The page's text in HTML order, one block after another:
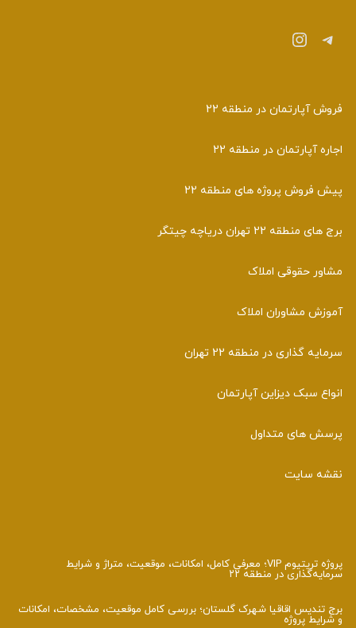
تلگراماینستاگرم
فروش آپارتمان در منطقه 22
اجاره آپارتمان در منطقه 22
پیش فروش پروژه های منطقه 22
برج های منطقه 22 تهران دریاچه چیتگر
مشاور حقوقی املاک
آموزش مشاوران املاک
سرمایه گذاری در منطقه 22 تهران
انواع سبک دیزاین آپارتمان
پرسش های متداول
نقشه سایت
پروژه تریتیوم VIP؛ معرفی کامل، امکانات، موقعیت، متراژ و شرایط
سرمایه‌گذاری در منطقه ۲۲
برج تندیس اقاقیا شهرک گلستان؛ بررسی کامل موقعیت، مشخصات، امکانات
و شرایط پروژه